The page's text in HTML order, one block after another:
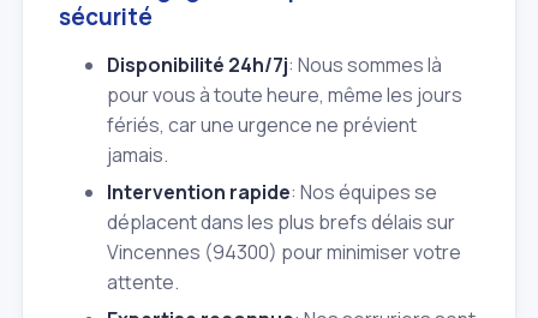
sécurité
Disponibilité 24h/7j: Nous sommes là
pour vous à toute heure, même les jours
fériés, car une urgence ne prévient
jamais.
Intervention rapide: Nos équipes se
déplacent dans les plus brefs délais sur
Vincennes (94300) pour minimiser votre
attente.